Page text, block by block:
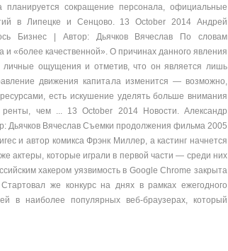
сокращение персонала, официальные
в Липецке и Сенцово. 13 October 2014 Андрей
Бизнес | Автор: Дьячков Вячеслав По словам
«более качественной». О причинах данного явления
личные ощущения и отметив, что он является лишь
движения капитала изменится — возможно,
есть искушение уделять больше внимания
чем ... 13 October 2014 Новости. Александр
Дьячков Вячеслав Съемки продолжения фильма 2005
и автор комикса Фрэнк Миллер, а кастинг начнется
актеры, которые играли в первой части — среди них
хакером уязвимость в Google Chrome закрыта
же конкурс на днях в рамках ежегодного
в наиболее популярных веб-браузерах, который